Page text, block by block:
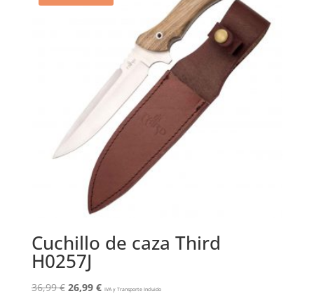
Cuchillo de caza Third
H0257J
36,99€ El
26,99 €ElIVA y Transporte Incluido